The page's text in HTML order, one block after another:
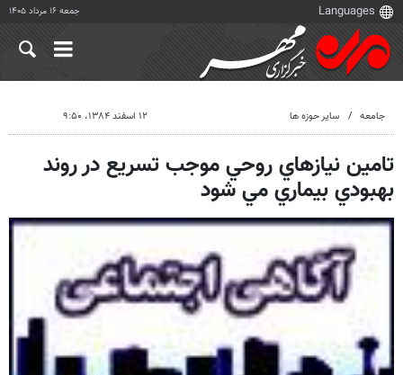
جمعه ۱۶ مرداد ۱۴۰۵
جامعه سایر حوزه ها ۱۲ اسفند ۱۳۸۴، ۹:۵۰
تامين نيازهاي روحي موجب تسريع در روند
بهبودي بيماري مي شود